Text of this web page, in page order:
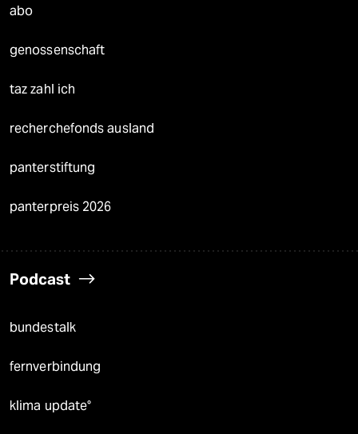
abo
genossenschaft
taz zahl ich
recherchefonds ausland
panterstiftung
panterpreis 2026
Podcast
bundestalk
fernverbindung
klima update°